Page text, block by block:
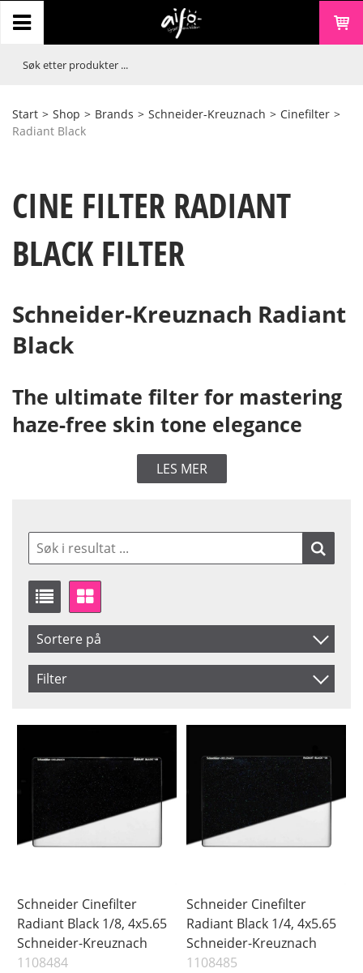
Start > Shop > Brands > Schneider-Kreuznach > Cinefilter >
Radiant Black
CINE FILTER RADIANT
BLACK FILTER
Schneider-Kreuznach Radiant
Black
The ultimate filter for mastering
haze-free skin tone elegance
LES MER
Sortere på
Artikelkod
Filter
Pris
4x5.65
6.6x6.6
77 mm
82 mm
95 mm
Ikke på lager
Schneider Cinefilter
Radiant Black 1/8, 4x5.65
Schneider-Kreuznach
1108484
Schneider Cinefilter
Radiant Black 1/4, 4x5.65
Schneider-Kreuznach
1108485